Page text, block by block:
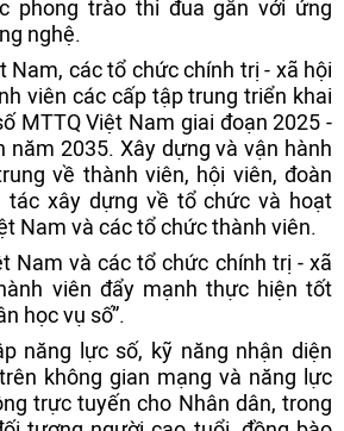
phong trào thi đua gắn với ứng
nghệ.
Nam, các tổ chức chính trị - xã hội
viên các cấp tập trung triển khai
MTTQ Việt Nam giai đoạn 2025 -
năm 2035. Xây dựng và vận hành
về thành viên, hội viên, đoàn
tác xây dựng về tổ chức và hoạt
Nam và các tổ chức thành viên.
Nam và các tổ chức chính trị - xã
viên đẩy mạnh thực hiện tốt
học vụ số”.
năng lực số, kỹ năng nhận diện
không gian mạng và năng lực
trực tuyến cho Nhân dân, trong